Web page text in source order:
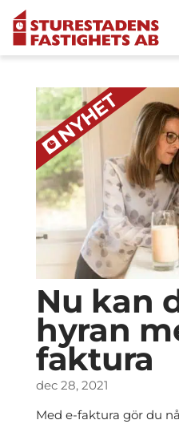
Nu kan
hyran
faktura
dec 28, 2021
Med e-faktura gör du